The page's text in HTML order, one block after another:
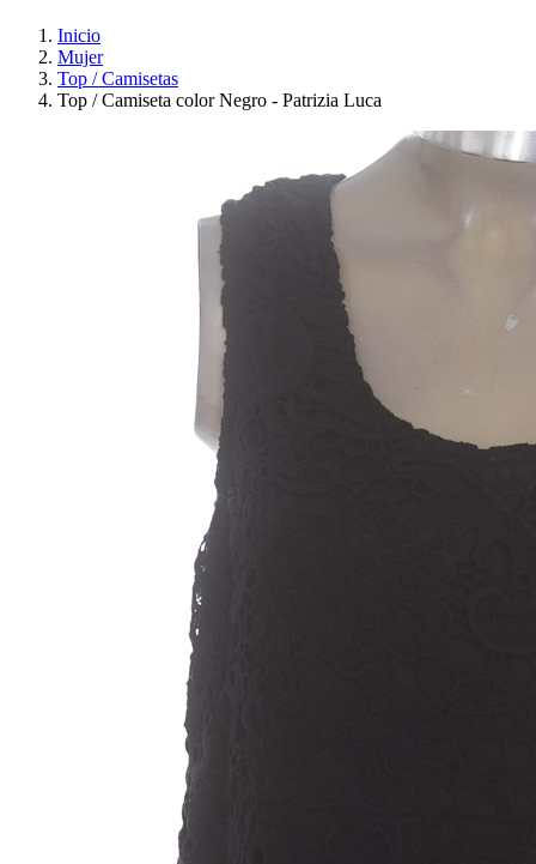
Inicio
Mujer
Top / Camisetas
Top / Camiseta color Negro - Patrizia Luca